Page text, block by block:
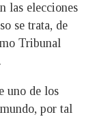
las elecciones
se trata, de
Tribunal
uno de los
por tal